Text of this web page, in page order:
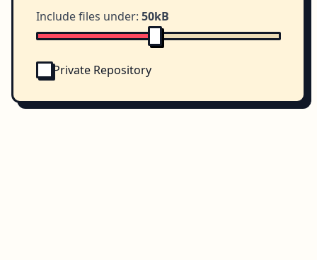
Include files under: 50kB
Private Repository